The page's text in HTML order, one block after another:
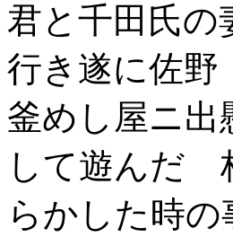
君と千田氏
行き遂に佐
釜めし屋ニ
して遊んだ
らかした時